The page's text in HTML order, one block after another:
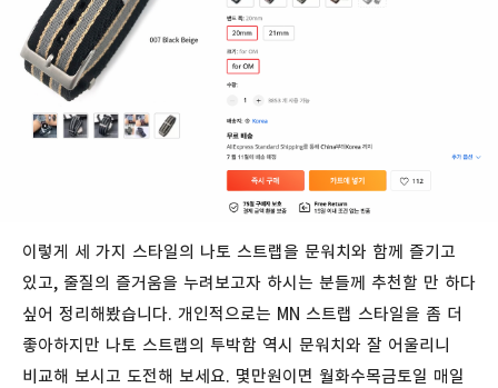
이렇게 세 가지 스타일의 나토 스트랩을 문워치와 함께 즐기고
있고, 줄질의 즐거움을 누려보고자 하시는 분들께 추천할 만 하다
싶어 정리해봤습니다. 개인적으로는 MN 스트랩 스타일을 좀 더
좋아하지만 나토 스트랩의 투박함 역시 문워치와 잘 어울리니
비교해 보시고 도전해 보세요. 몇만원이면 월화수목금토일 매일